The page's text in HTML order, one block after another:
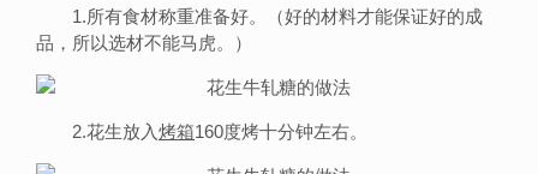
1.所有食材称重准备好。（好的材料才能保证好的成
品，所以选材不能马虎。）
2.花生放入烤箱160度烤十分钟左右。